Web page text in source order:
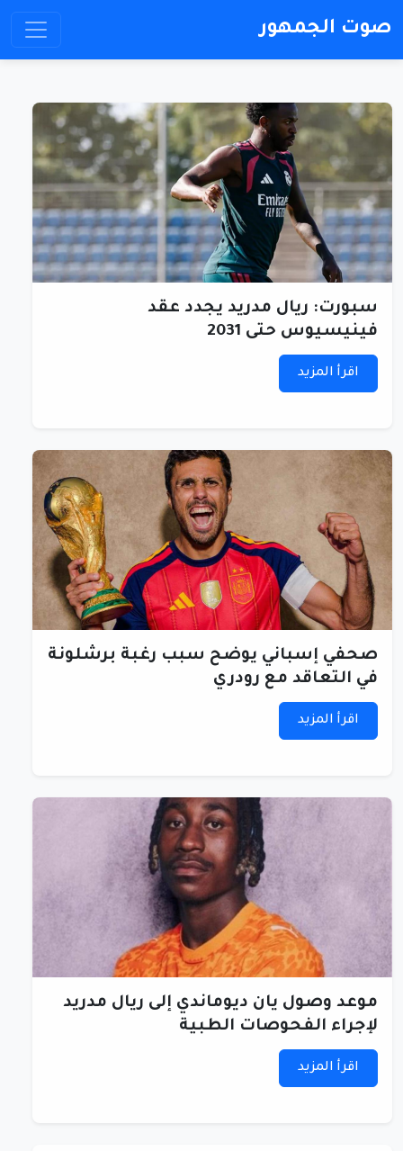
صوت الجمهور
سبورت: ريال مدريد يجدد عقد
فينيسيوس حتى 2031
اقرأ المزيد
صحفي إسباني يوضح سبب رغبة برشلونة
في التعاقد مع رودري
اقرأ المزيد
موعد وصول يان ديوماندي إلى ريال مدريد
لإجراء الفحوصات الطبية
اقرأ المزيد